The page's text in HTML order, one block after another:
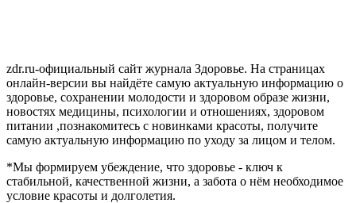
zdr.ru-официальный сайт журнала Здоровье. На страницах
онлайн-версии вы найдёте самую актуальную информацию о
здоровье, сохранении молодости и здоровом образе жизни,
новостях медицины, психологии и отношениях, здоровом
питании ,познакомитесь с новинками красоты, получите
самую актуальную информацию по уходу за лицом и телом.
*Мы формируем убеждение, что здоровье - ключ к
стабильной, качественной жизни, а забота о нём необходимое
условие красоты и долголетия.